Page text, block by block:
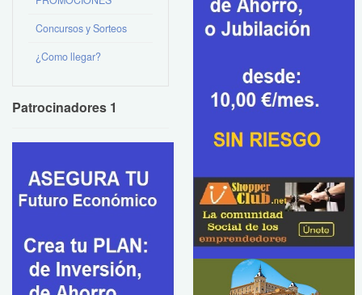
Concursos y Sorteos
¿Como llegar?
Patrocinadores 1